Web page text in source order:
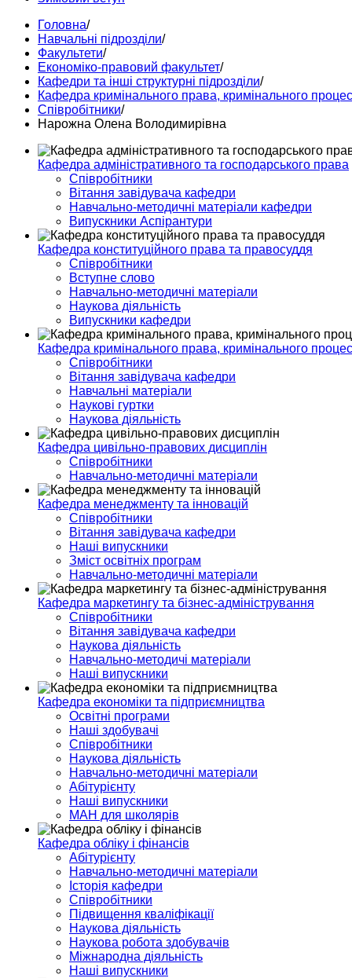
Головна/
Навчальні підрозділи/
Факультети/
Економіко-правовий факультет/
Кафедри та інші структурні підрозділи/
Кафедра кримінального права, кримінального
Співробітники/
Нарожна Олена Володимирівна
Кафедра адміністративного та господарського права
Співробітники
Вітання завідувача кафедри
Навчально-методичні матеріали кафедри
Випускники Аспірантури
Кафедра конституційного права та правосуддя
Співробітники
Вступне слово
Навчально-методичні матеріали
Наукова діяльність
Випускники кафедри
Кафедра кримінального права, кримінального
Співробітники
Вітання завідувача кафедри
Навчальні матеріали
Наукові гуртки
Наукова діяльність
Кафедра цивільно-правових дисциплін
Співробітники
Навчально-методичні матеріали
Кафедра менеджменту та інновацій
Співробітники
Вітання завідувача кафедри
Наші випускники
Зміст освітніх програм
Навчально-методичні матеріали
Кафедра маркетингу та бізнес-адміністрування
Співробітники
Вітання завідувача кафедри
Наукова діяльність
Навчально-методичі матеріали
Наші випускники
Кафедра економіки та підприємництва
Освітні програми
Наші здобувачі
Співробітники
Наукова діяльність
Навчально-методичні матеріали
Абітурієнту
Наші випускники
МАН для школярів
Кафедра обліку і фінансів
Абітурієнту
Навчально-методичні матеріали
Історія кафедри
Співробітники
Підвищення кваліфікації
Наукова діяльність
Наукова робота здобувачів
Міжнародна діяльність
Наші випускники